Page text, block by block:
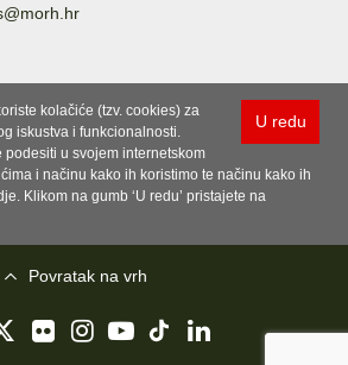
U redu
kolačiće (tzv. cookies) za
iskustva i funkcionalnosti.
podesiti u svojem internetskom
i načinu kako ih koristimo te načinu kako ih
Klikom na gumb ‘U redu’ pristajete na
Povratak na vrh